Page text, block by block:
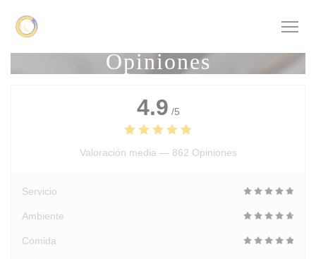
Opiniones
4.9 /5
Valoración media — 862 Opiniones
Servicio
Ambiente
Comida